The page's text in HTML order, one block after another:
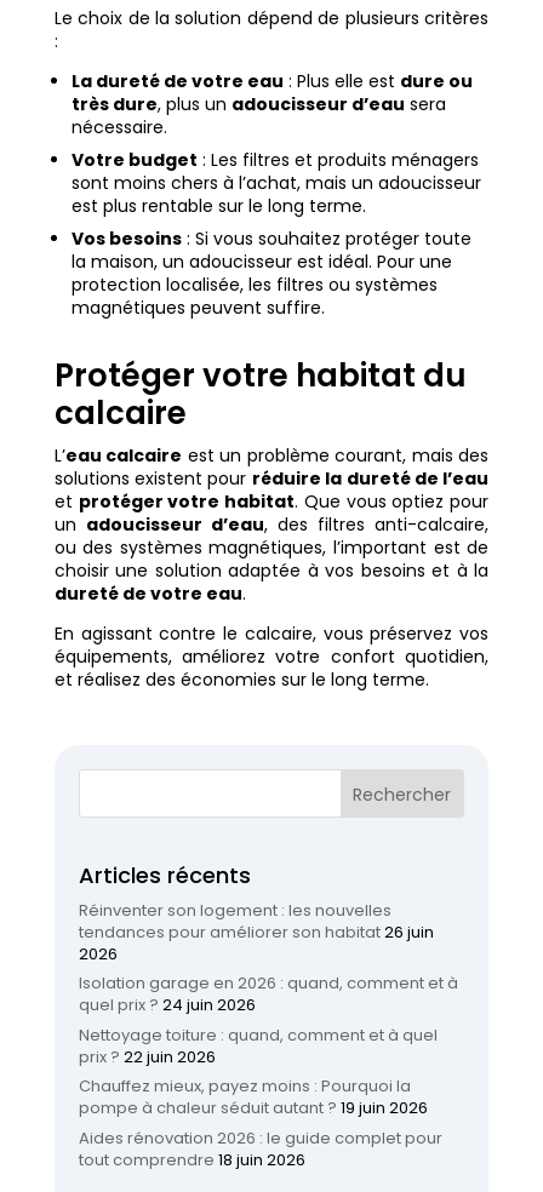
Le choix de la solution dépend de plusieurs critères
:
La dureté de votre eau : Plus elle est dure ou
très dure, plus un adoucisseur d’eau sera
nécessaire.
Votre budget : Les filtres et produits ménagers
sont moins chers à l’achat, mais un adoucisseur
est plus rentable sur le long terme.
Vos besoins: Si vous souhaitez protéger toute
la maison, un adoucisseur est idéal. Pour une
protection localisée, les filtres ou systèmes
magnétiques peuvent suffire.
Protéger votre habitat du
calcaire
L’eau calcaire est un problème courant, mais des
solutions existent pour réduire la dureté de l’eau
et protéger votre habitat. Que vous optiez pour
un adoucisseur d’eau, des filtres anti-calcaire,
ou des systèmes magnétiques, l’important est de
choisir une solution adaptée à vos besoins et à la
dureté de votre eau.
En agissant contre le calcaire, vous préservez vos
équipements, améliorez votre confort quotidien,
et réalisez des économies sur le long terme.
Articles récents
Réinventer son logement : les nouvelles
tendances pour améliorer son habitat26 juin
2026
Isolation garage en 2026 : quand, comment et à
quel prix ? 24 juin 2026
Nettoyage toiture : quand, comment et à quel
prix ? 22 juin 2026
Chauffez mieux, payez moins : Pourquoi la
pompe à chaleur séduit autant ? 19 juin 2026
Aides rénovation 2026 : le guide complet pour
tout comprendre 18 juin 2026